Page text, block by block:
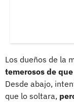
Los dueños de la
temerosos de
Desde abajo,
que lo soltara,